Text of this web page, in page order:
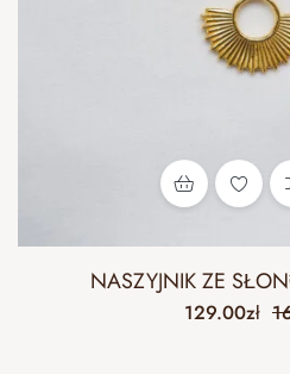
NASZYJNIK ZE
129.00zł